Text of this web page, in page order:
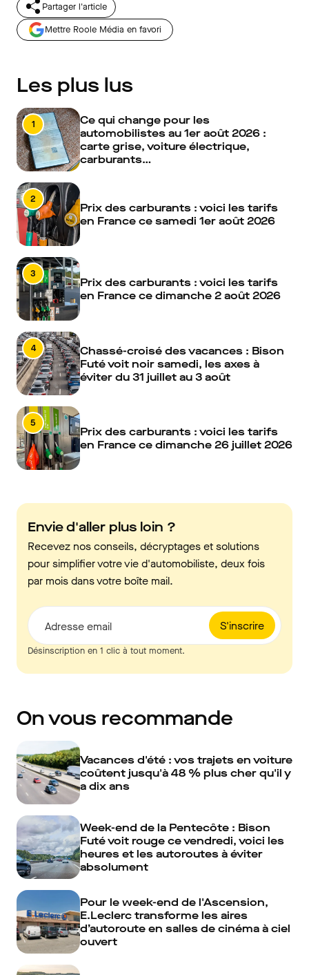
Partager l'article
Mettre Roole Média en favori
Les plus lus
1
Ce qui change pour les
automobilistes au 1er août 2026 :
carte grise, voiture électrique,
carburants…
2
Prix des carburants : voici les tarifs
en France ce samedi 1er août 2026
3
Prix des carburants : voici les tarifs
en France ce dimanche 2 août 2026
4
Chassé-croisé des vacances : Bison
Futé voit noir samedi, les axes à
éviter du 31 juillet au 3 août
5
Prix des carburants : voici les tarifs
en France ce dimanche 26 juillet 2026
Envie d'aller plus loin ?
Recevez nos conseils, décryptages et solutions
pour simplifier votre vie d'automobiliste, deux fois
par mois dans votre boîte mail.
S'inscrire
Adresse email
Désinscription en 1 clic à tout moment.
On vous recommande
Vacances d'été : vos trajets en voiture
coûtent jusqu'à 48 % plus cher qu'il y
a dix ans
Week-end de la Pentecôte : Bison
Futé voit rouge ce vendredi, voici les
heures et les autoroutes à éviter
absolument
Pour le week-end de l'Ascension,
E.Leclerc transforme les aires
d’autoroute en salles de cinéma à ciel
ouvert